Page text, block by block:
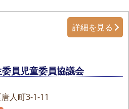
員児童委員協議会
人町3-1-11
詳細を見る